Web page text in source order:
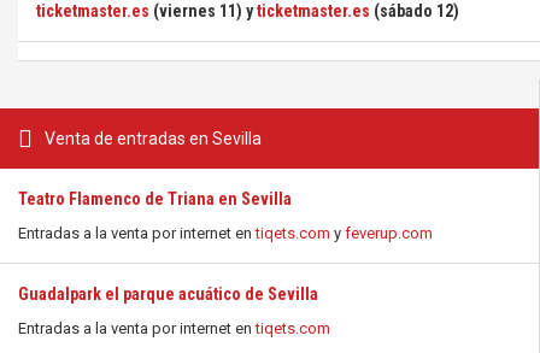
Venta de entradas en Sevilla
Teatro Flamenco de Triana en Sevilla
Entradas a la venta por internet entiqets.com y feverup.com
Guadalpark el parque acuático de Sevilla
Entradas a la venta por internet entiqets.com
ticketmaster.es (viernes 11) yticketmaster.es (sábado 12)